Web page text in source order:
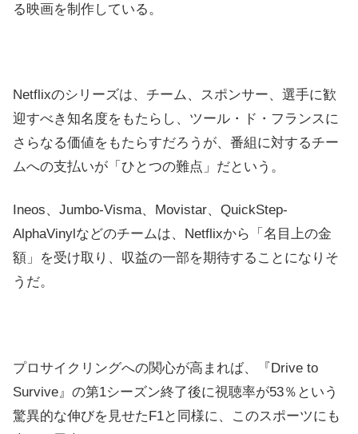
る映画を制作している。
Netflixのシリーズは、チーム、スポンサー、選手に歓
迎すべき知名度をもたらし、ツール・ド・フランスに
さらなる価値をもたらすだろうが、番組に対するチー
ムへの支払いが「ひとつの難点」だという。
Ineos、Jumbo-Visma、Movistar、QuickStep-
AlphaVinylなどのチームは、Netflixから「名目上の金
額」を受け取り、収益の一部を期待することになりそ
うだ。
プロサイクリングへの関心が高まれば、『Drive to
Survive』の第1シーズン終了後に視聴率が53％という
驚異的な伸びを見せたF1と同様に、このスポーツにも